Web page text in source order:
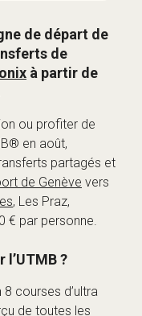
de départ de
de
à partir de
ou profiter de
en août,
partagés et
de Genève vers
, Les Praz,
€ par personne.
?
8 courses d’ultra
de toutes les